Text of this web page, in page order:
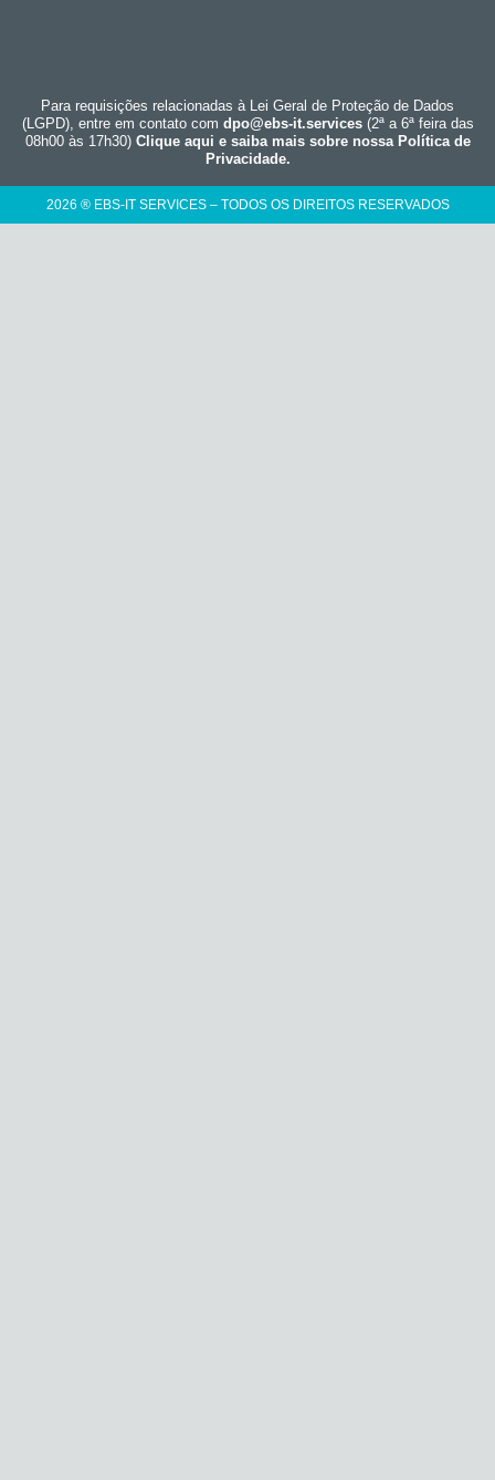
Para requisições relacionadas à Lei Geral de Proteção de Dados
(LGPD), entre em contato com dpo@ebs-it.services(2ª a 6ª feira das
08h00 às 17h30) Clique aqui e saiba mais sobre nossa Política de
Privacidade.
2026 ® EBS-IT SERVICES – TODOS OS DIREITOS RESERVADOS